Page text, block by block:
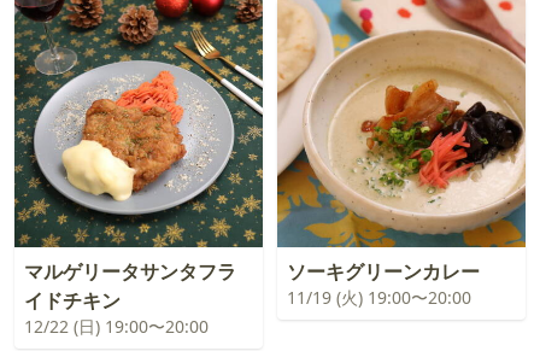
マルゲリータサンタフラ
イドチキン
12/22 (日) 19:00〜20:00
ソーキグリーンカレー
11/19 (火) 19:00〜20:00